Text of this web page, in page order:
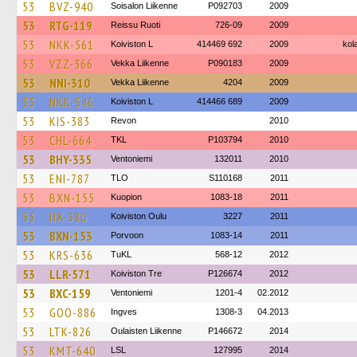
53 BVZ-940 Soisalon Liikenne P092703 2009
53 RTG-119 Reissu Ruoti 726-09 2009
53 NKK-561 Koiviston L 414469 692 2009
53 VZZ-366 Vekka Liikenne P090183 2009
53 NNI-310 Vekka Liikenne 4204 2009
53 NKK-546 Koiviston L 414466 689 2009
53 KIS-383 Revon 2010
53 CHL-664 TKL P103794 2010
53 BHY-335 Ventoniemi 132011 2010
53 ENI-787 TLO S110168 2011
53 BXN-155 Kuopion 1083-18 2011
53 IJX-380 Koiviston Oulu 3227 2011
53 BXN-153 Porvoon 1083-14 2011
53 KRS-636 TuKL 568-12 2012
53 LLR-571 Koiviston Tre P126674 2012
53 BXC-159 Ventoniemi 1201-4 02.2012
53 GOO-886 Ingves 1308-3 04.2013
53 LTK-826 Oulaisten Liikenne P146672 2014
53 KMT-640 LSL 127995 2014